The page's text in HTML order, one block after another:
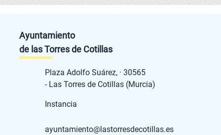
Ayuntamiento
de las Torres de Cotillas
Plaza Adolfo Suárez, · 30565
- Las Torres de Cotillas (Murcia)
Instancia
ayuntamiento@lastorresdecotillas.es